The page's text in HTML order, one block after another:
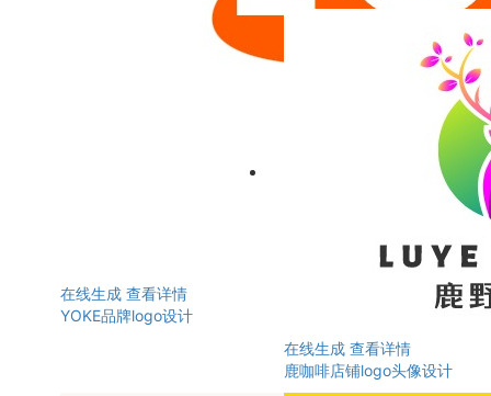
在线生成 查看详情
YOKE品牌logo设计
在线生成 查看详情
鹿咖啡店铺logo头像设计